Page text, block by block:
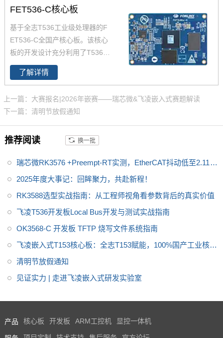
0、2路CAN-FD总线等常用接
证的 i.MX 6和i.MX 8基础上进行
了升级，集成NPU 可加速边缘机
器学习应用，i.MX9352核心板体
积小巧，便于嵌入到您的产品
中。
FET536-C核心板
基于全志T536工业级处理器的F
ET536-C全国产核心板。该核心
板的开发设计充分利用了T536处
理器的性能优势。T536处理器的
主频为1.6GHz，集成了四核Cort
-V MCU，能够提供高效的计算能
力。此外，T536还支持2TOPS
NPU、安全启动、国密算法IP、
全通路ECC、AMP、Linux-RT等
接口，包括USB、SDIO、UAR
T、SPI、CAN-FD、以太网、AD
了解详情
上一篇：大赛报名|2026年嵌赛——瑞芯微&飞凌嵌入式赛题解读
下一篇：清明节放假通知
推荐阅读 换一批
瑞芯微RK3576 +Preempt-RT实测，EtherCAT抖动低至2.113μ
s
2025年度大事记：回眸聚力，共赴新程！
RK3588选型实战指南：从工程师视角看参数背后的真实价值
飞凌T536开发板Local Bus开发与测试实战指南
OK3568-C 开发板 TFTP 烧写文件系统指南
飞凌嵌入式T153核心板：全志T153赋能，100%国产工业核心
板，可靠算力、合规适配、高效开发
清明节放假通知
见证实力 | 走进飞凌嵌入式研发实验室
产品 核心板 开发板 ARM工控机 显控一体机